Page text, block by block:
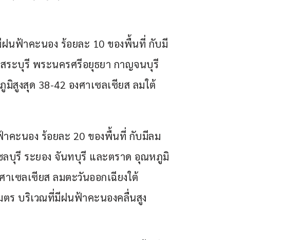
ฝนฟ้าคะนอง ร้อยละ 10 ของพื้นที่ กับมี
ระบุรี พระนครศรีอยุธยา กาญจนบุรี
สูงสุด 38-42 องศาเซลเซียส ลมใต้
คะนอง ร้อยละ 20 ของพื้นที่ กับมีลม
ลบุรี ระยอง จันทบุรี และตราด อุณหภูมิ
เซลเซียส ลมตะวันออกเฉียงใต้
ตร บริเวณที่มีฝนฟ้าคะนองคลื่นสูง